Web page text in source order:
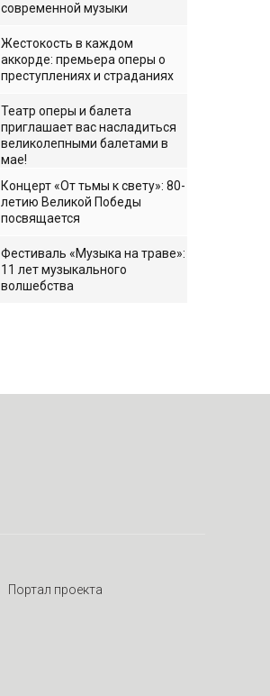
современной музыки
Жестокость в каждом
аккорде: премьера оперы о
преступлениях и страданиях
Театр оперы и балета
приглашает вас насладиться
великолепными балетами в
мае!
Концерт «От тьмы к свету»: 80-
летию Великой Победы
посвящается
Фестиваль «Музыка на траве»:
11 лет музыкального
волшебства
Портал проекта